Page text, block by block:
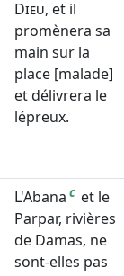
Dieu, et il
promènera sa
main sur la
place [malade]
et délivrera le
lépreux.
L'Abana c et le
Parpar, rivières
de Damas, ne
sont-elles pas